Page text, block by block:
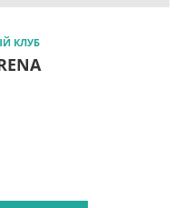
КЛУБ